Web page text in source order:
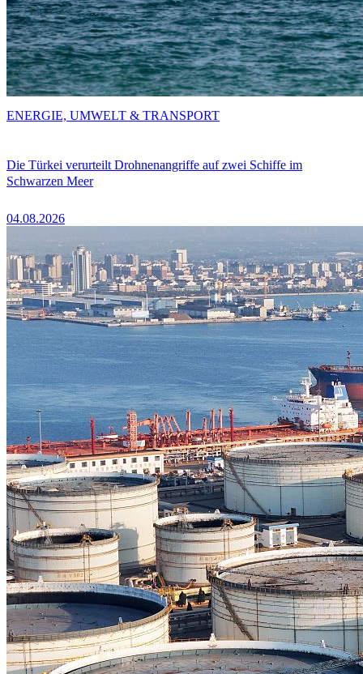
Die Türkei verurteilt Drohnenangriffe auf zwei Schiffe im
Schwarzen Meer
04.08.2026
ENERGIE, UMWELT & TRANSPORT